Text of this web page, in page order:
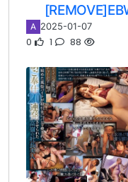
A 2025-01-07
0 1 88